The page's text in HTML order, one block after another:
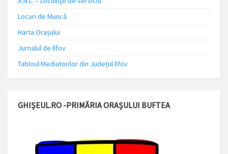
Locuri de Muncă
Harta Orașului
Jurnalul de Ilfov
Tabloul Mediatorilor din Județul Ilfov
GHIȘEUL.RO -PRIMĂRIA ORAȘULUI BUFTEA